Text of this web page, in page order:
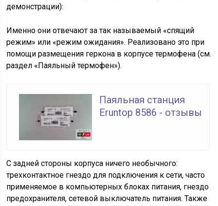
демонстрации):
Именно они отвечают за так называемый «спящий
режим» или «режим ожидания». Реализовано это при
помощи размещения геркона в корпусе термофена (см.
раздел «Паяльный термофен»).
Паяльная станция
Eruntop 8586 - отзывы
С задней стороны корпуса ничего необычного:
трехконтактное гнездо для подключения к сети, часто
применяемое в компьютерных блоках питания, гнездо
предохранителя, сетевой выключатель питания. Также